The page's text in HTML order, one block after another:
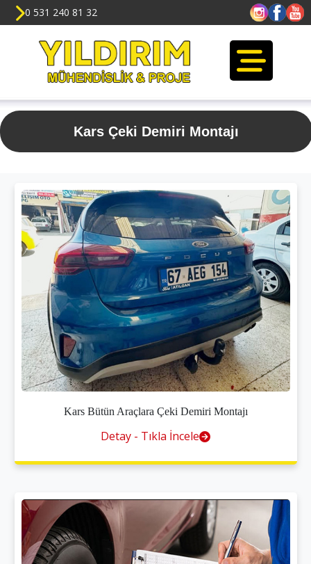
0 531 240 81 32
Kars Çeki Demiri Montajı
Kars Bütün Araçlara Çeki Demiri Montajı
Detay - Tıkla İncele